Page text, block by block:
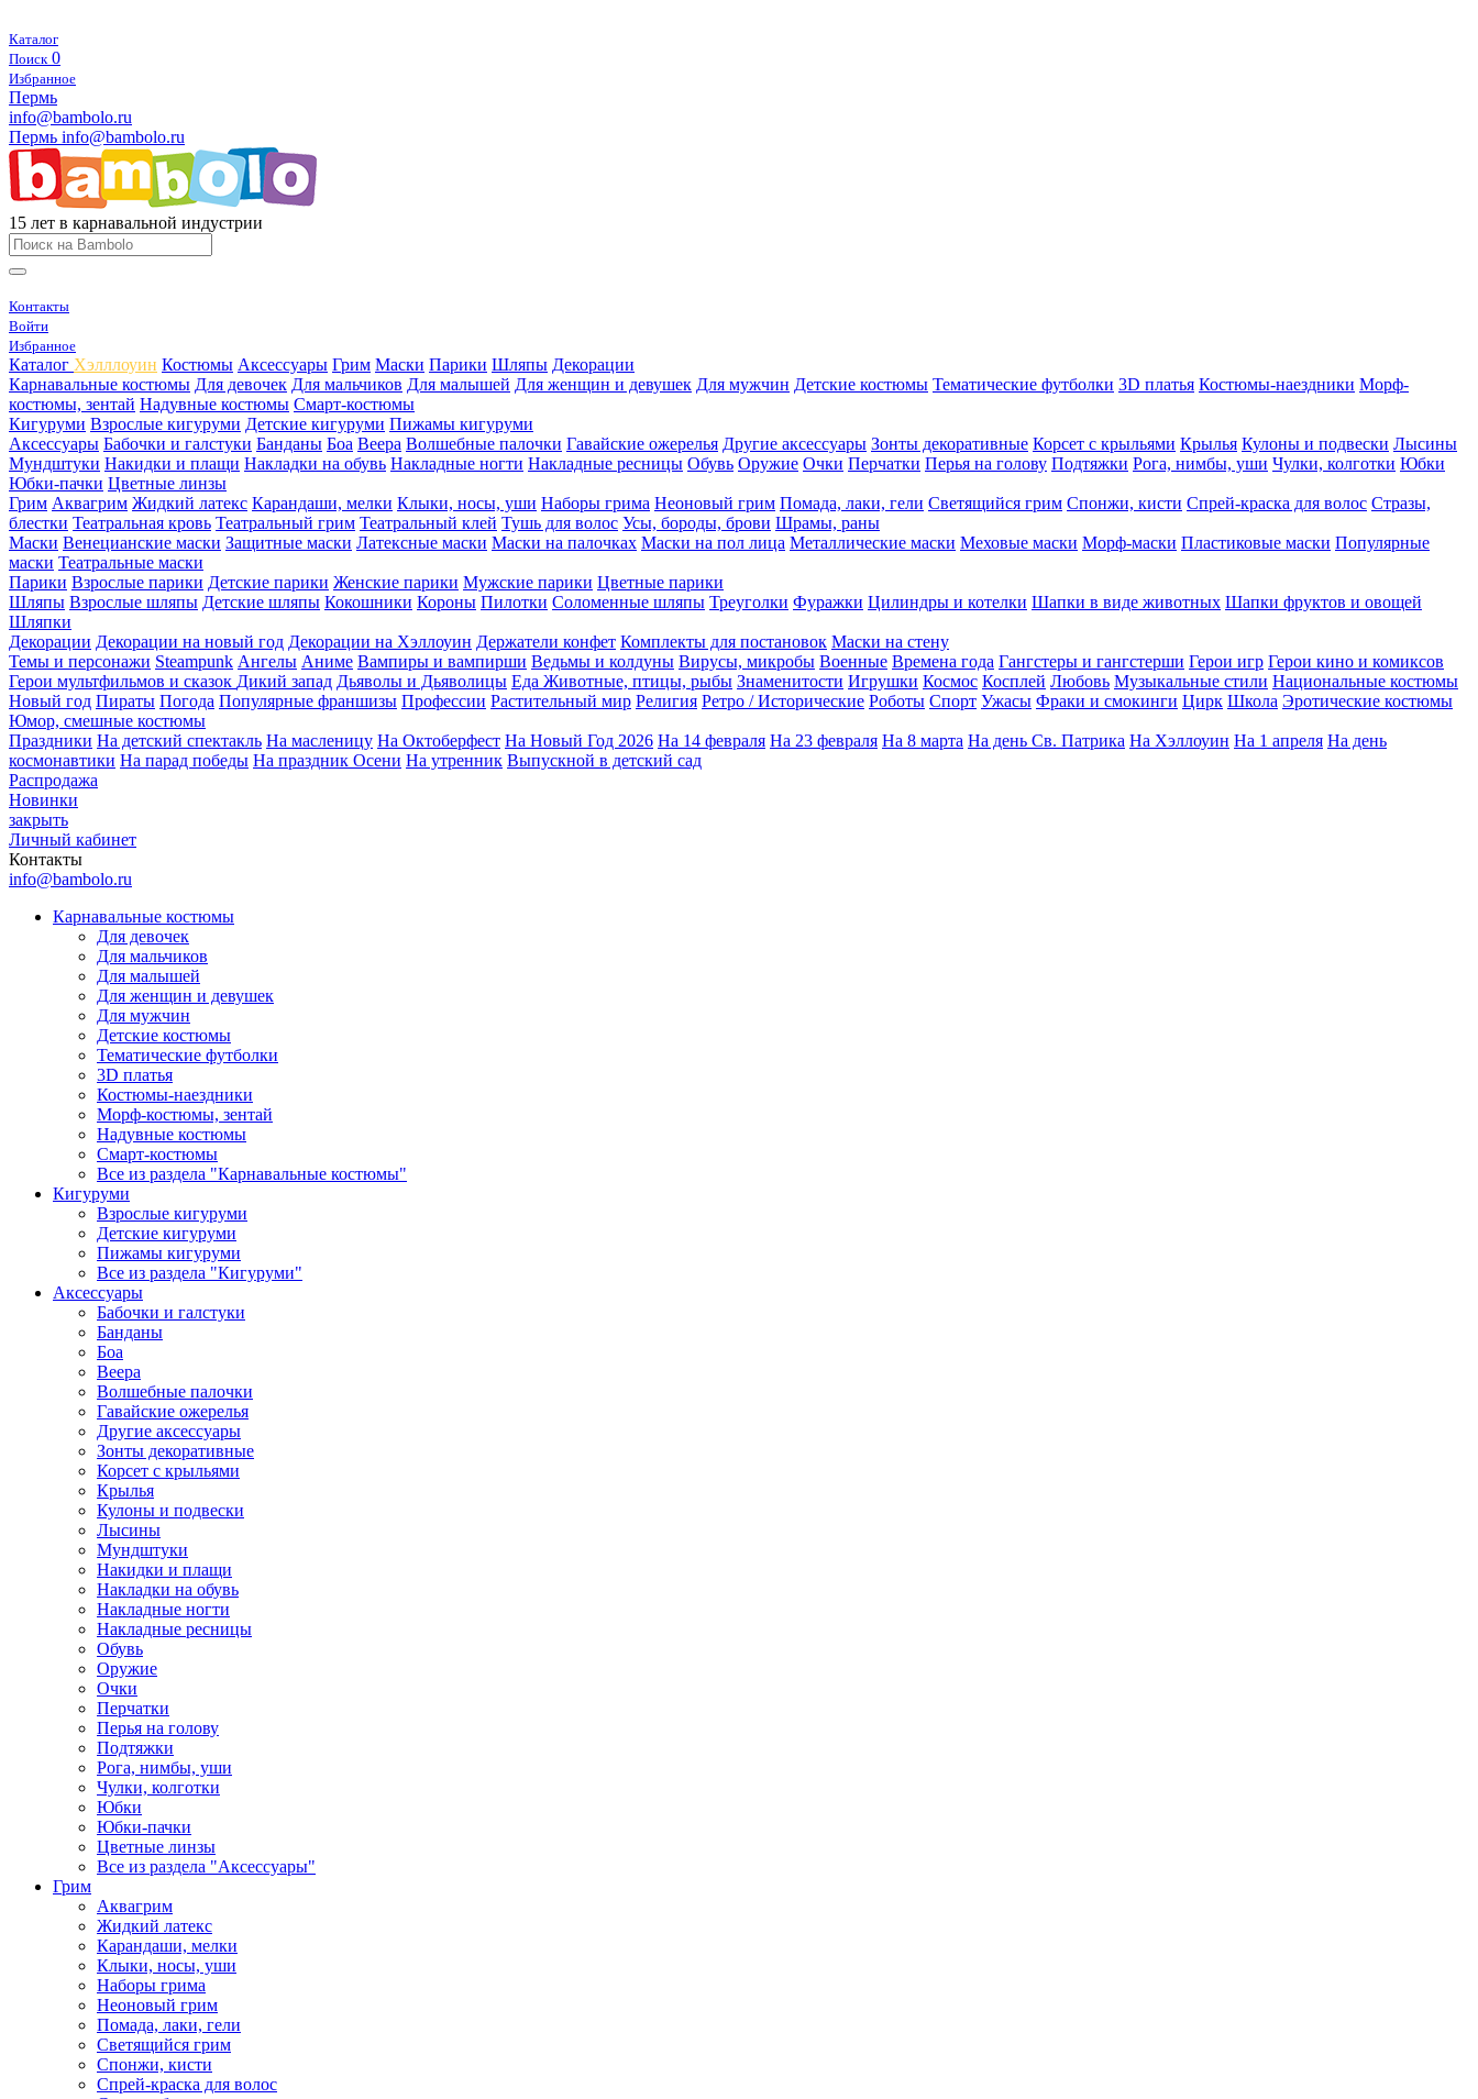
Каталог
Поиск 0
Избранное
Пермь
info@bambolo.ru
Пермь info@bambolo.ru
15 лет в карнавальной индустрии
Контакты
Войти
Избранное
Каталог Хэлллоуин Костюмы Аксессуары Грим Маски Парики Шляпы Декорации
Карнавальные костюмы Для девочек Для мальчиков Для малышей Для женщин и девушек Для мужчин Детские костюмы Тематические футболки 3D платья Костюмы-наездники Морф-
костюмы, зентай Надувные костюмы Смарт-костюмы
Кигуруми Взрослые кигуруми Детские кигуруми Пижамы кигуруми
Аксессуары Бабочки и галстуки Банданы Боа Веера Волшебные палочки Гавайские ожерелья Другие аксессуары Зонты декоративные Корсет с крыльями Крылья Кулоны и подвески Лысины
Мундштуки Накидки и плащи Накладки на обувь Накладные ногти Накладные ресницы Обувь Оружие Очки Перчатки Перья на голову Подтяжки Рога, нимбы, уши Чулки, колготки Юбки
Юбки-пачки Цветные линзы
Грим Аквагрим Жидкий латекс Карандаши, мелки Клыки, носы, уши Наборы грима Неоновый грим Помада, лаки, гели Светящийся грим Спонжи, кисти Спрей-краска для волос Стразы,
блестки Театральная кровь Театральный грим Театральный клей Тушь для волос Усы, бороды, брови Шрамы, раны
Маски Венецианские маски Защитные маски Латексные маски Маски на палочках Маски на пол лица Металлические маски Меховые маски Морф-маски Пластиковые маски Популярные
маски Театральные маски
Парики Взрослые парики Детские парики Женские парики Мужские парики Цветные парики
Шляпы Взрослые шляпы Детские шляпы Кокошники Короны Пилотки Соломенные шляпы Треуголки Фуражки Цилиндры и котелки Шапки в виде животных Шапки фруктов и овощей
Шляпки
Декорации Декорации на новый год Декорации на Хэллоуин Держатели конфет Комплекты для постановок Маски на стену
Темы и персонажи Steampunk Ангелы Аниме Вампиры и вампирши Ведьмы и колдуны Вирусы, микробы Военные Времена года Гангстеры и гангстерши Герои игр Герои кино и комиксов
Герои мультфильмов и сказок Дикий запад Дьяволы и Дьяволицы Еда Животные, птицы, рыбы Знаменитости Игрушки Космос Косплей Любовь Музыкальные стили Национальные костюмы
Новый год Пираты Погода Популярные франшизы Профессии Растительный мир Религия Ретро / Исторические Роботы Спорт Ужасы Фраки и смокинги Цирк Школа Эротические костюмы
Юмор, смешные костюмы
Праздники На детский спектакль На масленицу На Октоберфест На Новый Год 2026 На 14 февраля На 23 февраля На 8 марта На день Св. Патрика На Хэллоуин На 1 апреля На день
космонавтики На парад победы На праздник Осени На утренник Выпускной в детский сад
Распродажа
Новинки
закрыть
Личный кабинет
Контакты
info@bambolo.ru
Карнавальные костюмы
Для девочек
Для мальчиков
Для малышей
Для женщин и девушек
Для мужчин
Детские костюмы
Тематические футболки
3D платья
Костюмы-наездники
Морф-костюмы, зентай
Надувные костюмы
Смарт-костюмы
Все из раздела "Карнавальные костюмы"
Кигуруми
Взрослые кигуруми
Детские кигуруми
Пижамы кигуруми
Все из раздела "Кигуруми"
Аксессуары
Бабочки и галстуки
Банданы
Боа
Веера
Волшебные палочки
Гавайские ожерелья
Другие аксессуары
Зонты декоративные
Корсет с крыльями
Крылья
Кулоны и подвески
Лысины
Мундштуки
Накидки и плащи
Накладки на обувь
Накладные ногти
Накладные ресницы
Обувь
Оружие
Очки
Перчатки
Перья на голову
Подтяжки
Рога, нимбы, уши
Чулки, колготки
Юбки
Юбки-пачки
Цветные линзы
Все из раздела "Аксессуары"
Грим
Аквагрим
Жидкий латекс
Карандаши, мелки
Клыки, носы, уши
Наборы грима
Неоновый грим
Помада, лаки, гели
Светящийся грим
Спонжи, кисти
Спрей-краска для волос